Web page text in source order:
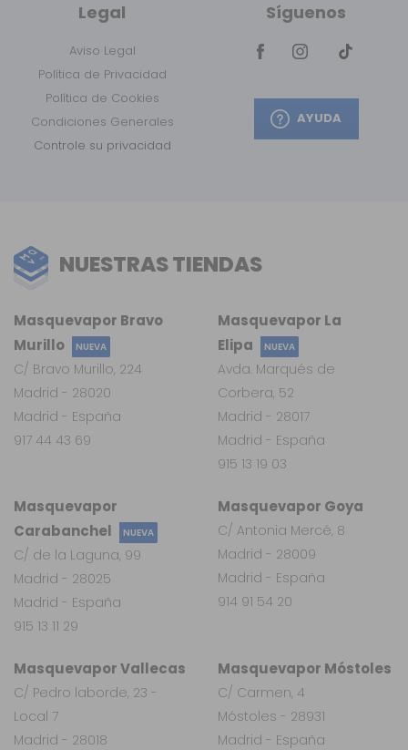
Legal
Aviso Legal
Política de Privacidad
Política de Cookies
Condiciones Generales
Controle su privacidad
Síguenos
AYUDA
NUESTRAS TIENDAS
Masquevapor
Carabanchel
NUEVA
C/ de la Laguna, 99
Madrid - 28025
Madrid - España
915 13 11 29
Masquevapor Vallecas
C/ Pedro laborde, 23 -
Local 7
Madrid - 28018
Masquevapor Móstoles
C/ Carmen, 4
Móstoles - 28931
Madrid - España
Masquevapor Goya
C/ Antonia Mercé, 8
Madrid - 28009
Madrid - España
914 91 54 20
Masquevapor La
Elipa
NUEVA
Avda. Marqués de
Corbera, 52
Madrid - 28017
Madrid - España
915 13 19 03
Masquevapor Bravo
Murillo
NUEVA
C/ Bravo Murillo, 224
Madrid - 28020
Madrid - España
917 44 43 69